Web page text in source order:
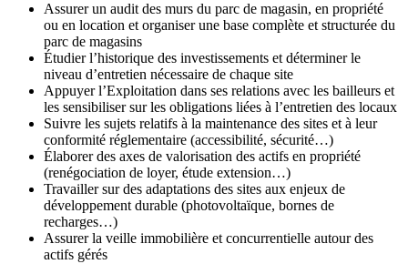
Assurer un audit des murs du parc de magasin, en propriété
ou en location et organiser une base complète et structurée du
parc de magasins
Étudier l’historique des investissements et déterminer le
niveau d’entretien nécessaire de chaque site
Appuyer l’Exploitation dans ses relations avec les bailleurs et
les sensibiliser sur les obligations liées à l’entretien des locaux
Suivre les sujets relatifs à la maintenance des sites et à leur
conformité réglementaire (accessibilité, sécurité…)
Élaborer des axes de valorisation des actifs en propriété
(renégociation de loyer, étude extension…)
Travailler sur des adaptations des sites aux enjeux de
développement durable (photovoltaïque, bornes de
recharges…)
Assurer la veille immobilière et concurrentielle autour des
actifs gérés